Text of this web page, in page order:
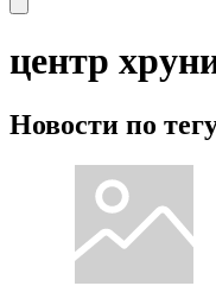
центр
Новости по